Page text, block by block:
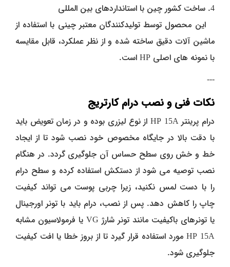
4. ساخت کشور چین با استانداردهای بین‌ المللی
این محصول توسط تولیدکنندگان معتبر چینی با استفاده از
ماشین‌ آلات دقیق ساخته شده و از نظر عملکرد، قابل مقایسه
با نمونه‌ های اصلی HP است.
---
نکات فنی و نصب درام کارتریج
درام پرینتر HP 15A از نوع لیزری بوده و در زمان تعویض باید
با دقت بالا در جایگاه مخصوص خود نصب شود تا از ایجاد
خط و خش روی سطح حساس آن جلوگیری گردد. در هنگام
نصب توصیه می‌ شود از دستکش استفاده کرده و سطح درام
را با دست لمس نکنید، زیرا چربی پوست می‌ تواند کیفیت
چاپ را کاهش دهد. پس از نصب، درام باید با تونر اورجینال
یا تونرهای باکیفیت مانند تونر شارژ VG یا فرمولاسیون مشابه
HP 15A مورد استفاده قرار گیرد تا از بروز خطا یا افت کیفیت
جلوگیری شود.